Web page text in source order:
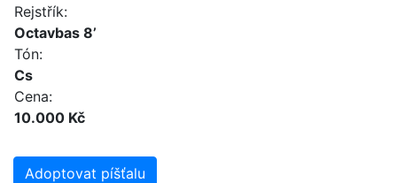
Rejstřík:
Octavbas 8’
Tón:
Cs
Cena:
10.000 Kč
Adoptovat píšťalu